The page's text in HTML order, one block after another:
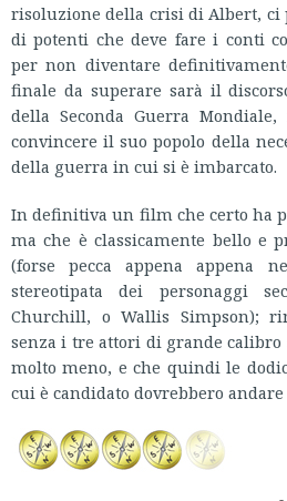
risoluzione della crisi di Albert, ci
di potenti che deve fare i conti
per non diventare
finale da superare sarà il
della Seconda Guerra
convincere il suo popolo della
della guerra in cui si è imbarcato.
In definitiva un film che certo ha
ma che è classicamente bello e
(forse pecca appena appena
stereotipata dei personaggi
Churchill, o Wallis Simpson);
senza i tre attori di grande calibro
molto meno, e che quindi le
cui è candidato dovrebbero